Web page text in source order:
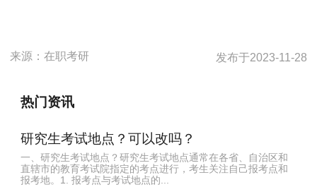
来源：在职考研 发布于2023-11-28
热门资讯
研究生考试地点？可以改吗？
一、研究生考试地点？研究生考试地点通常在各省、自治区和
直辖市的教育考试院指定的考点进行，考生关注自己报考点和
报考地。1. 报考点与考试地点的...